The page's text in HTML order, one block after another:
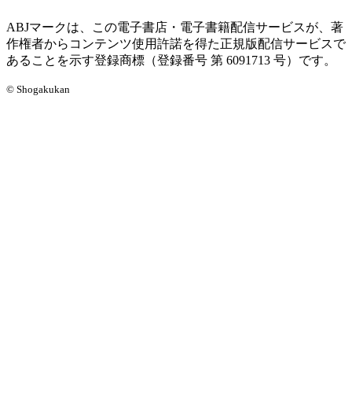
ABJマークは、この電子書店・電子書籍配信サービスが、著
作権者からコンテンツ使用許諾を得た正規版配信サービスで
あることを示す登録商標（登録番号 第 6091713 号）です。
© Shogakukan